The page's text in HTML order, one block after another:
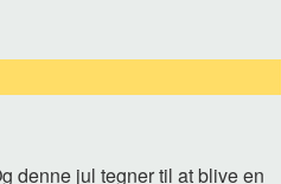
denne jul tegner til at blive en